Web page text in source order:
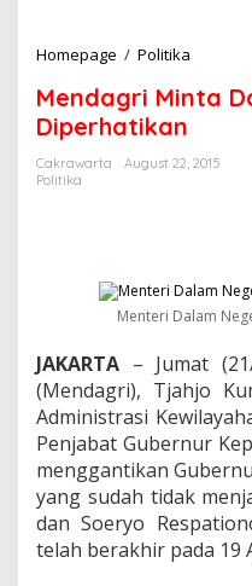
Homepage / Politika
n
g
t
a
a
e
r
a
h
P
e
r
b
a
Mendagri Minta
Diperhatikan
Cakrawarta
August 22, 2015
Politika
Menteri Dalam
JAKARTA – Jumat
(Mendagri), Tjahjo
Administrasi
Penjabat Gubernur
menggantikan
yang sudah tidak
dan Soeryo
telah berakhir pada 19